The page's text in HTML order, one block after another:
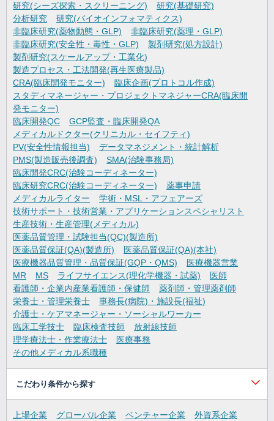
研究(シーズ探索・スクリーニング)
研究(基礎研究)
分析研究
研究(バイオインフォマティクス)
非臨床研究(薬物動態・GLP)
非臨床研究(薬理・GLP)
非臨床研究(安全性・毒性・GLP)
製剤研究(処方設計)
製剤研究(スケールアップ・工業化)
製造プロセス・工法開発(再生医療製品)
CRA(臨床開発モニター)
臨床企画(プロトコル作成)
スタディマネージャー・プロジェクトマネジャーCRA(臨床開
発モニター)
臨床開発QC
GCP監査・臨床開発QA
メディカルドクター(クリニカル・セイフティ)
PV(安全性情報担当)
データマネジメント・統計解析
PMS(製造販売後調査)
SMA(治験事務局)
臨床開発CRC(治験コーディネーター)
臨床研究CRC(治験コーディネーター)
薬事申請
メディカルライター
学術・MSL・アフェアーズ
技術サポート・技術営業・アプリケーションスペシャリスト
生産技術・生産管理(メディカル)
医薬品質管理・試験担当(QC)(製造所)
医薬品質保証(QA)(製造所)
医薬品質保証(QA)(本社)
医療機器品質管理・品質保証(GQP・QMS)
医療機器営業
MR
MS ライフサイエンス(理化学機器・試薬)
医師
看護師・企業内産業看護師・保健師
薬剤師・管理薬剤師
栄養士・管理栄養士
事務長(病院)・施設長(福祉)
介護士・ケアマネージャー・ソーシャルワーカー
臨床工学技士
臨床検査技師
放射線技師
理学療法士・作業療法士
医療事務
その他メディカル系職種
こだわり条件から探す
上場企業 グローバル企業 ベンチャー企業
外資系企業